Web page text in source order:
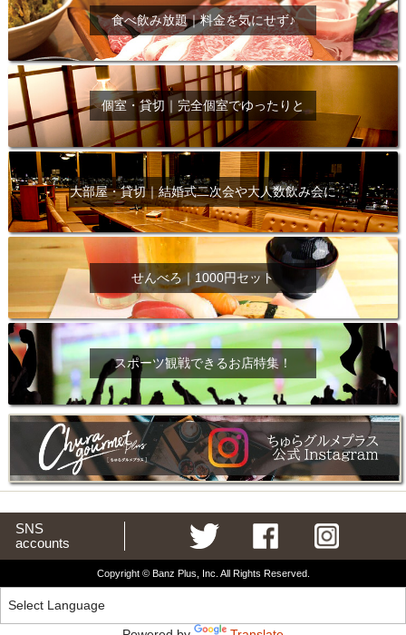
食べ飲み放題｜料金を気にせず♪
個室・貸切｜完全個室でゆったりと
大部屋・貸切｜結婚式二次会や大人数飲み会に
せんべろ｜1000円セット
スポーツ観戦できるお店特集！
SNS
accounts
Copyright © Banz Plus, Inc. All Rights Reserved.